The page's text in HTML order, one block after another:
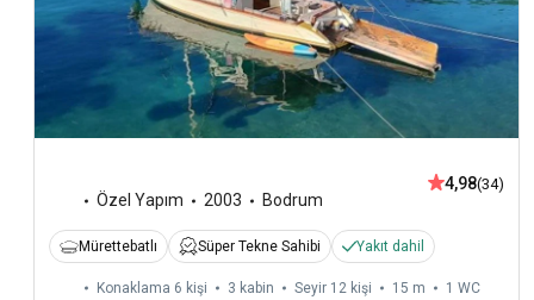
Özel Yapım 2003 Bodrum
4,98(34)
Mürettebatlı Süper Tekne Sahibi Yakıt dahil
Konaklama 6 kişi 3 kabin Seyir 12 kişi 15 m 1 WC